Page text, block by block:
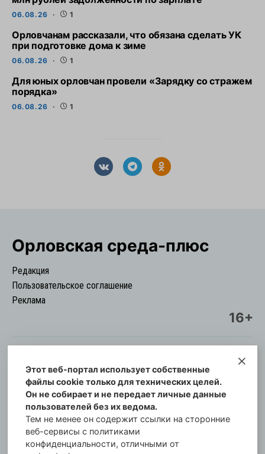
06.08.26 1
Орловчанам рассказали, что обязана сделать УК
при подготовке дома к зиме
06.08.26 1
Для юных орловчан провели «Зарядку со стражем
порядка»
06.08.26 1
Орловская cреда-плюс
Редакция
Пользовательское соглашение
Реклама
16+
© Информационный городской портал
Орловская cреда-плюс, 2021-2026
Свидетельство о регистрации СМИ: ПИ №57-
00254 от 29 октября 2013 г.
Газета зарегистрирована Управлением
Федеральной службы по надзору в сфере связи,
Этот веб-портал использует собственные
файлы cookie только для технических целей.
Он не собирает и не передает личные данные
пользователей без их ведома.
Тем не менее он содержит ссылки на сторонние
веб-сервисы с политиками
конфиденциальности, отличными от